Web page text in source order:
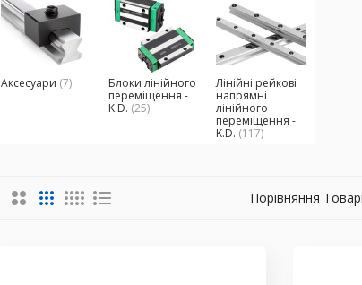
Аксесуари (7)
Блоки лінійного
переміщення -
K.D. (25)
Лінійні рейкові
напрямні
лінійного
переміщення -
K.D. (117)
Порівняння